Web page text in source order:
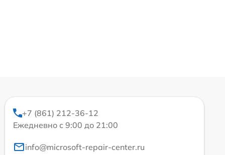
+7 (861) 212-36-12
Ежедневно с 9:00 до 21:00
info@microsoft-repair-center.ru